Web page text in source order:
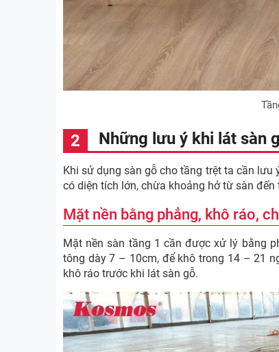
Những lưu ý khi lát sàn
Khi sử dụng sàn gỗ cho tầng trệt ta cần lưu
có diện tích lớn, chừa khoảng hở từ sàn
Mặt nền bằng phẳng, khô ráo,
Mặt nền sàn tầng 1 cần được xử lý bằng
tông dày 7 – 10cm, để khô trong 14 – 21
khô ráo trước khi lát sàn gỗ.